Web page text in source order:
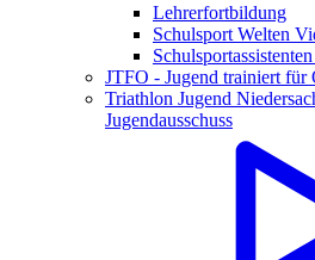
Lehrerfortbildung
Schulsport Welten
JTFO - Jugend trainiert für
Triathlon Jugend
Jugendausschuss